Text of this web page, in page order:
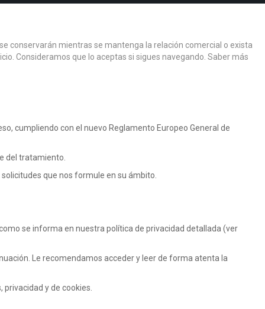
conservarán mientras se mantenga la relación comercial o exista
Consideramos que lo aceptas si sigues navegando. Saber más
cumpliendo con el nuevo Reglamento Europeo General de
del tratamiento.
que nos formule en su ámbito.
se informa en nuestra política de privacidad detallada (ver
Le recomendamos acceder y leer de forma atenta la
y de cookies.